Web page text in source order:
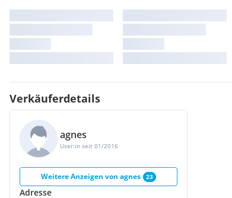
Verkäuferdetails
agnes
User:in seit 01/2016
Weitere Anzeigen von agnes 23
Adresse